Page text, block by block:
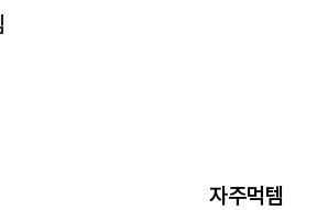
자주먹템